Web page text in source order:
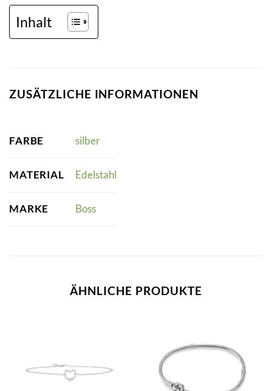
Inhalt
ZUSÄTZLICHE INFORMATIONEN
FARBE silber
MATERIAL Edelstahl
MARKE Boss
ÄHNLICHE PRODUKTE